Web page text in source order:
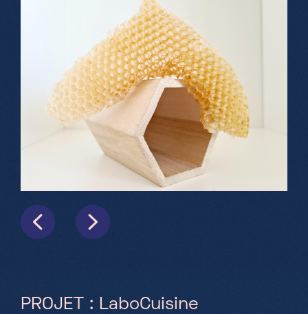
PROJET : LaboCuisine